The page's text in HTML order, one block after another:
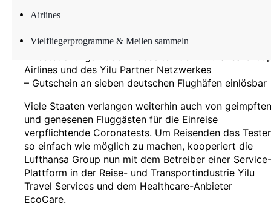
Airlines
Vielfliegerprogramme & Meilen sammeln
– Lufthansa Group, Service-Plattform Yilu und
leichter
Airlines und des Yilu Partner Netzwerkes
– Gutschein an sieben deutschen Flughäfen einlösbar
Viele Staaten verlangen weiterhin auch von geimpften
und genesenen Fluggästen für die Einreise
verpflichtende Coronatests. Um Reisenden das
so einfach wie möglich zu machen, kooperiert die
Lufthansa Group nun mit dem Betreiber einer Service-
Plattform in der Reise- und Transportindustrie Yilu
Travel Services und dem Healthcare-Anbieter
EcoCare.